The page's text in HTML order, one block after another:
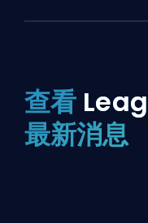
查看
最新消息